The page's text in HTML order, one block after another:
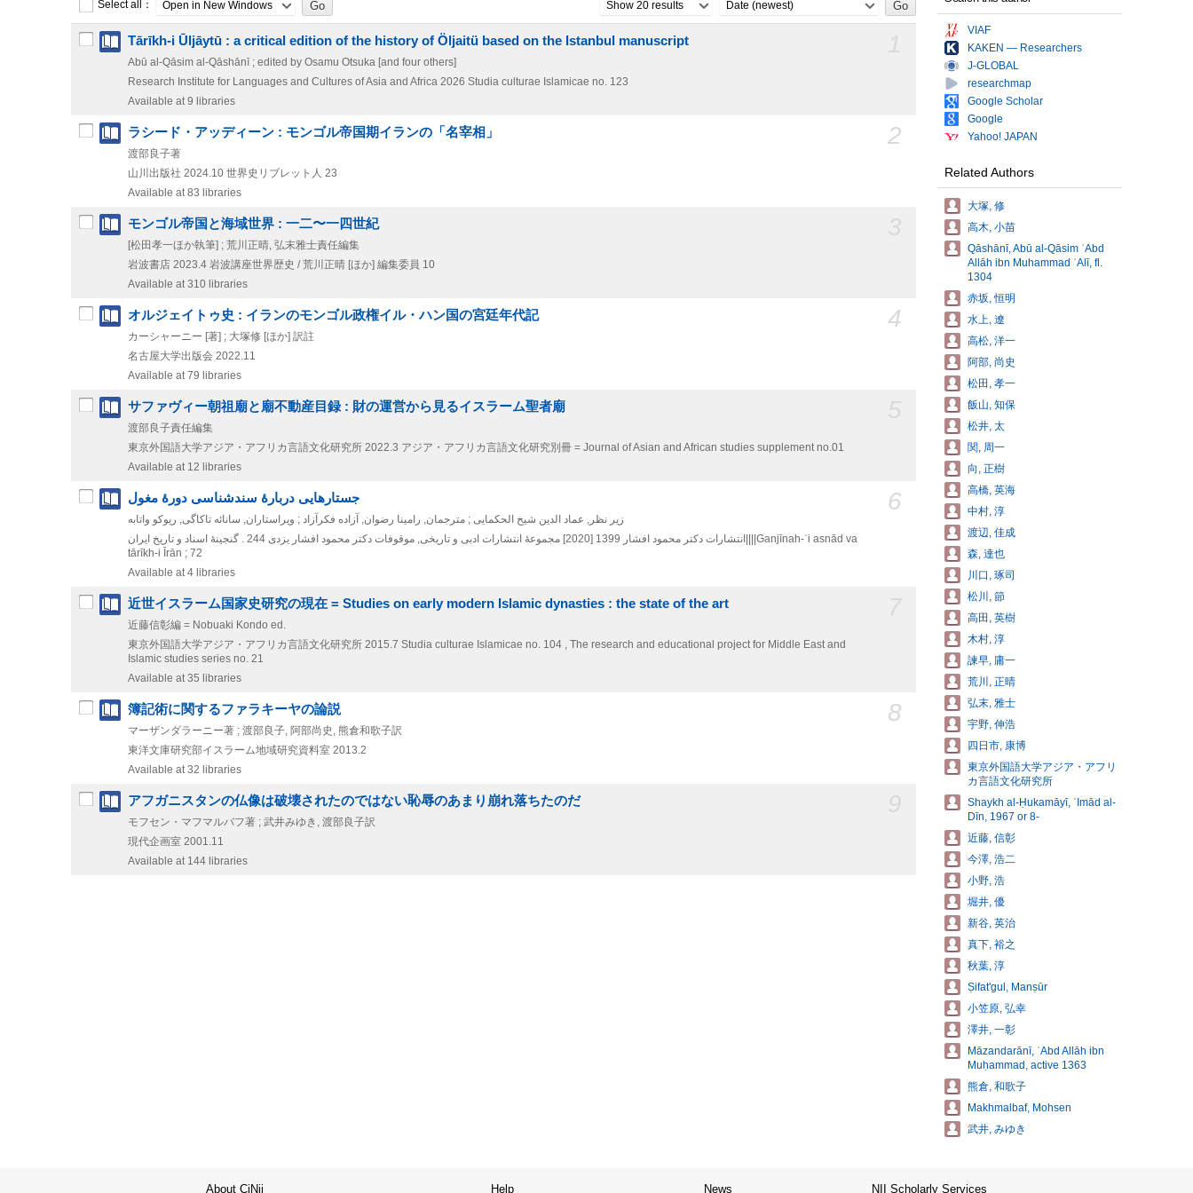
Select all： Open in New Windows Show 20 results Date (newest)
Tārīkh-i Ūljāytū : a critical edition of the history of Öljaitü based on the Istanbul manuscript
Abū al-Qāsim al-Qāshānī ; edited by Osamu Otsuka [and four others]
Research Institute for Languages and Cultures of Asia and Africa 2026 Studia culturae Islamicae no. 123
Available at 9 libraries
2
ラシード・アッディーン : モンゴル帝国期イランの「名宰相」
渡部良子著
山川出版社 2024.10 世界史リブレット人 23
Available at 83 libraries
モンゴル帝国と海域世界 : 一二〜一四世紀
[松田孝一ほか執筆] ; 荒川正晴, 弘末雅士責任編集
岩波書店 2023.4 岩波講座世界歴史 / 荒川正晴 [ほか] 編集委員 10
Available at 310 libraries
4
オルジェイトゥ史 : イランのモンゴル政権イル・ハン国の宮廷年代記
カーシャーニー [著] ; 大塚修 [ほか] 訳註
名古屋大学出版会 2022.11
Available at 79 libraries
サファヴィー朝祖廟と廟不動産目録 : 財の運営から見るイスラーム聖者廟
渡部良子責任編集
東京外国語大学アジア・アフリカ言語文化研究所 2022.3 アジア・アフリカ言語文化研究別冊 = Journal of Asian and African studies supplement no.01
Available at 12 libraries
6 جستارهایی دربارۀ سندشناسی دورۀ مغول
زیر نظر, عماد الدین شیخ الحکمایی ; مترجمان, رامینا رضوان, آزاده فکرآزاد ; ویراستاران, سانائه تاکاگی, ریوکو واتابه
انتشارات دکتر محمود افشار 1399 [2020] مجموعۀ انتشارات ادبی و تاریخی,
موقوفات دکتر محمود افشار یزدی 244 . گنجینۀ اسناد و تاریخ ایران||||Ganjīnah-ʾi asnād va
tārīkh-i Īrān ; 72
Available at 4 libraries
近世イスラーム国家史研究の現在 = Studies on early modern Islamic dynasties : the state of the art
近藤信彰編 = Nobuaki Kondo ed.
東京外国語大学アジア・アフリカ言語文化研究所 2015.7 Studia culturae Islamicae no. 104 , The research and educational project for Middle East and
Islamic studies series no. 21
Available at 35 libraries
8
簿記術に関するファラキーヤの論説
マーザンダラーニー著 ; 渡部良子, 阿部尚史, 熊倉和歌子訳
東洋文庫研究部イスラーム地域研究資料室 2013.2
Available at 32 libraries
アフガニスタンの仏像は破壊されたのではない恥辱のあまり崩れ落ちたのだ
モフセン・マフマルバフ著 ; 武井みゆき, 渡部良子訳
現代企画室 2001.11
Available at 144 libraries
VIAF
KAKEN — Researchers
J-GLOBAL
researchmap
Google Scholar
Google
Yahoo! JAPAN
Related Authors
大塚, 修
高木, 小苗
Qāshānī, Abū al-Qāsim ʿAbd
Allāh ibn Muhammad ʿAlī, fl.
1304
赤坂, 恒明
水上, 遼
高松, 洋一
阿部, 尚史
松田, 孝一
飯山, 知保
松井, 太
関, 周一
向, 正樹
高橋, 英海
中村, 淳
渡辺, 佳成
森, 達也
川口, 琢司
松川, 節
高田, 英樹
木村, 淳
諫早, 庸一
荒川, 正晴
弘末, 雅士
宇野, 伸浩
四日市, 康博
東京外国語大学アジア・アフリ
カ言語文化研究所
Shaykh al-Ḥukamāyī, ʿImād al-
Dīn, 1967 or 8-
近藤, 信彰
今澤, 浩二
小野, 浩
堀井, 優
新谷, 英治
真下, 裕之
秋葉, 淳
Ṣifatʹgul, Manṣūr
小笠原, 弘幸
澤井, 一彰
Māzandarānī, ʿAbd Allāh ibn
Muḥammad, active 1363
熊倉, 和歌子
Makhmalbaf, Mohsen
武井, みゆき
About CiNii Help News NII Scholarly Services